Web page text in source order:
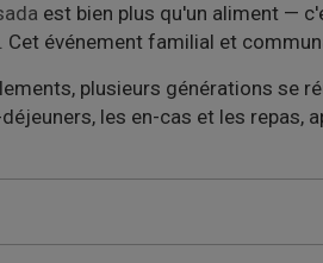
est bien plus qu'un aliment —
Cet événement familial et
plusieurs générations se
les en-cas et les repas,